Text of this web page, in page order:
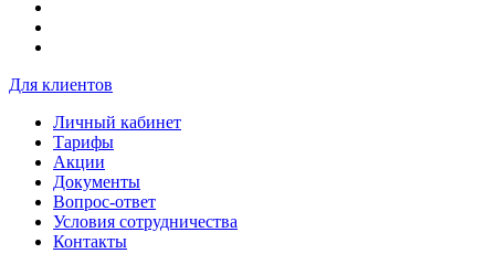
Для клиентов
Личный кабинет
Тарифы
Акции
Документы
Вопрос-ответ
Условия сотрудничества
Контакты